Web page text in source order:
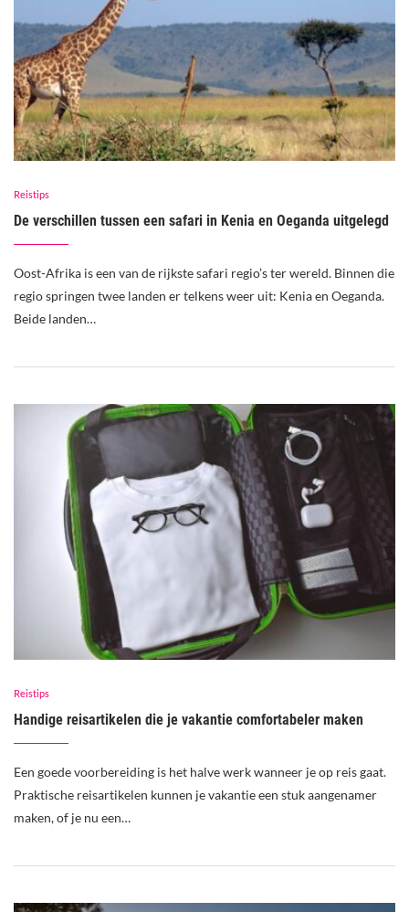
Reistips
De verschillen tussen een safari in Kenia en Oeganda uitgelegd
Oost-Afrika is een van de rijkste safari regio’s ter wereld. Binnen die
regio springen twee landen er telkens weer uit: Kenia en Oeganda.
Beide landen…
Reistips
Handige reisartikelen die je vakantie comfortabeler maken
Een goede voorbereiding is het halve werk wanneer je op reis gaat.
Praktische reisartikelen kunnen je vakantie een stuk aangenamer
maken, of je nu een…